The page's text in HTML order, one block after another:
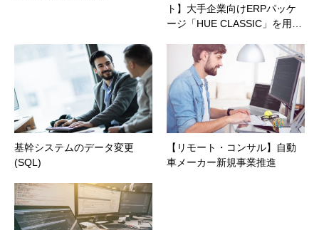
ト】大手企業向けERPパッケ
ージ「HUE CLASSIC」を用…
基幹システムのデータ変更
(SQL)
【リモート・コンサル】自動
車メーカー新規事業推進